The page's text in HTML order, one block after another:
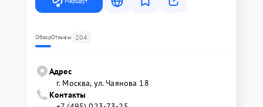
ОбзорОтзывы 204
Адрес
г. Москва, ул. Чаянова 18
Контакты